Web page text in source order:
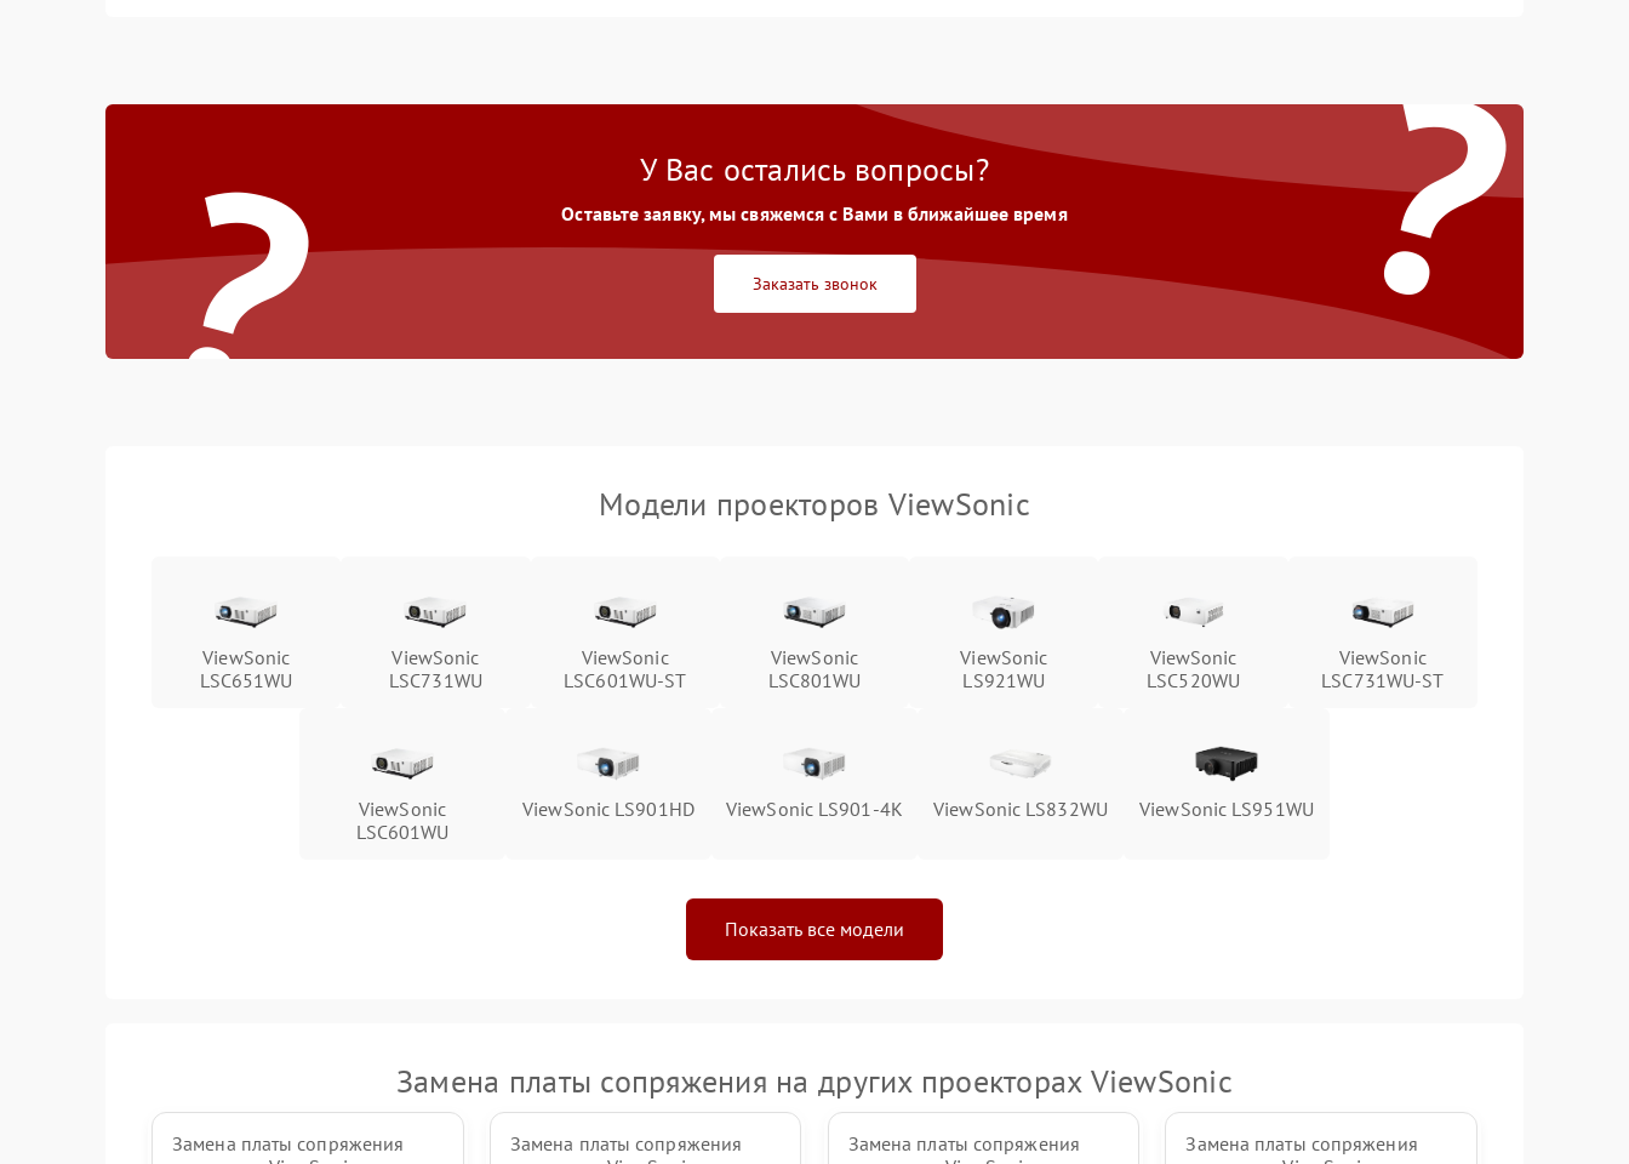
Неравномерная подсветка экрана 1 год
Не работает автоматическая
коррекция трапеции (Keystone)
Подробнее →
Проблемы с масштабированием
Подробнее →
? ?
У Вас остались вопросы?
Оставьте заявку, мы свяжемся с Вами в ближайшее время
Заказать звонок
Модели проекторов ViewSonic
ViewSonic
LSC651WU
ViewSonic
LSC731WU
ViewSonic
LSC601WU-ST
ViewSonic
LSC801WU
ViewSonic
LS921WU
ViewSonic
LSC520WU
ViewSonic
LSC731WU-ST
ViewSonic
LSC601WU
ViewSonic LS901HD ViewSonic LS901-4K ViewSonic LS832WU ViewSonic LS951WU
Показать все модели
Замена платы сопряжения на других проекторах ViewSonic
Замена платы сопряжения
Замена платы сопряжения
Замена платы сопряжения
Замена платы сопряжения